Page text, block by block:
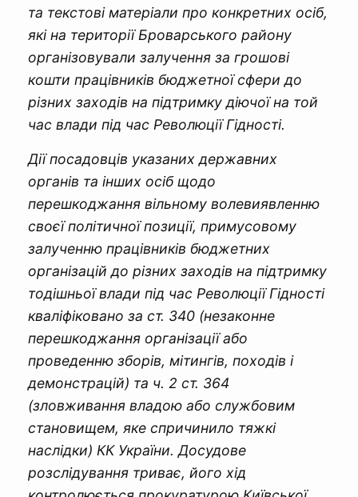
та текстові матеріали про конкретних осіб,
які на території Броварського району
організовували залучення за грошові
кошти працівників бюджетної сфери до
різних заходів на підтримку діючої на той
час влади під час Революції Гідності.
Дії посадовців указаних державних
органів та інших осіб щодо
перешкоджання вільному волевиявленню
своєї політичної позиції, примусовому
залученню працівників бюджетних
організацій до різних заходів на підтримку
тодішньої влади під час Революції Гідності
кваліфіковано за ст. 340 (незаконне
перешкоджання організації або
проведенню зборів, мітингів, походів і
демонстрацій) та ч. 2 ст. 364
(зловживання владою або службовим
становищем, яке спричинило тяжкі
наслідки) КК України. Досудове
розслідування триває, його хід